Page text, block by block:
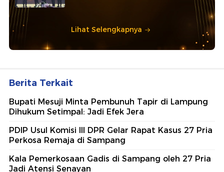
Lihat Selengkapnya
Berita Terkait
Bupati Mesuji Minta Pembunuh Tapir di Lampung
Dihukum Setimpal: Jadi Efek Jera
PDIP Usul Komisi III DPR Gelar Rapat Kasus 27 Pria
Perkosa Remaja di Sampang
Kala Pemerkosaan Gadis di Sampang oleh 27 Pria
Jadi Atensi Senayan